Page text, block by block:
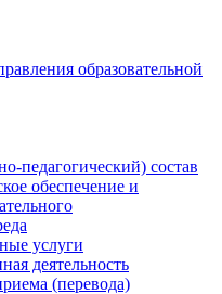
образовательной
педагогический) состав
обеспечение и
услуги
деятельность
(перевода)